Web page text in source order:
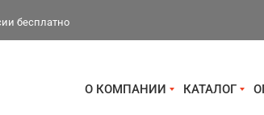
бесплатно
О КОМПАНИИ КАТАЛОГ